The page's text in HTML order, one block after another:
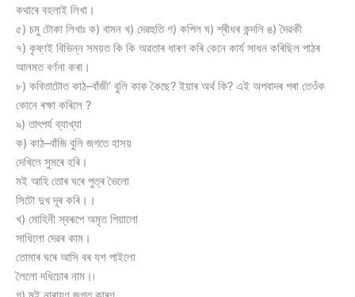
কথাৰে বহলাই লিখা।
৫) চমু টোকা লিখাঃ ক) বামন খ) দেৱহুতি গ) কপিল ঘ) শ্ৰীধৰ কন্দলি ঙ) দৈৱকী
৭) কৃষ্ণই বিভিন্ন সময়ত কি কি অৱতাৰ ধাৰণ কৰি কেনে কার্য সাধন কৰিছিল পাঠৰ
আলমত বর্ণনা কৰা।
৮) কবিতাটোত কাঠ–বাঁজী’ বুলি কাক কৈছে? ইয়াৰ অর্থ কি? এই অপবাদৰ পৰা তেওঁক
কোনে ৰক্ষা কৰিলে ?
৯) তাৎপর্য ব্যাখ্যা
ক) কাঠ–বাঁজি বুলি জগতে হাসয়
দেখিলে সুমৰে হৰি।
মই আহি তোৰ ঘৰে পুত্ৰ ভৈলো
সিটো দুখ দূৰ কৰি।।
খ) মোহিনী স্বৰূপে অমৃত পিয়ালো
সাধিলো দেৱৰ কাম।
তোমাৰ ঘৰে আসি বৰ যশ পাইলো
লৈলো দধিচোৰ নাম।৷